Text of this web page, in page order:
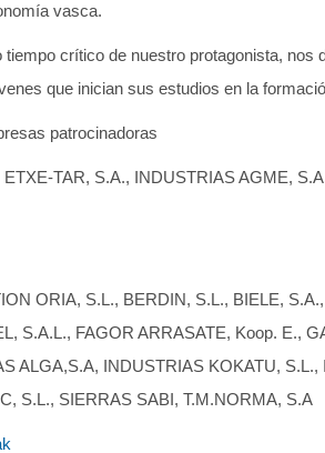
vasca.
crítico de nuestro protagonista, nos
que inician sus estudios en la
patrocinadoras
TAR, S.A., INDUSTRIAS AGME,
ORIA, S.L., BERDIN, S.L., BIELE,
S.A.L., FAGOR ARRASATE, Koop. E.,
ALGA,S.A, INDUSTRIAS KOKATU,
S.L., SIERRAS SABI, T.M.NORMA, S.A